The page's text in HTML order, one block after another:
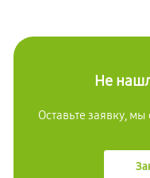
Не
Оставьте заявку,